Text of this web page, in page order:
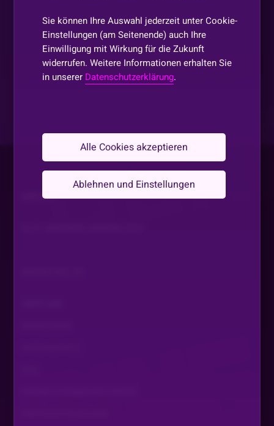
ARCHIV
Sie können Ihre Auswahl jederzeit unter Cookie-
Einstellungen (am Seitenende) auch Ihre
Einwilligung mit Wirkung für die Zukunft
widerrufen. Weitere Informationen erhalten Sie
in unserer Datenschutzerklärung.
Alle Cookies akzeptieren
Ablehnen und Einstellungen